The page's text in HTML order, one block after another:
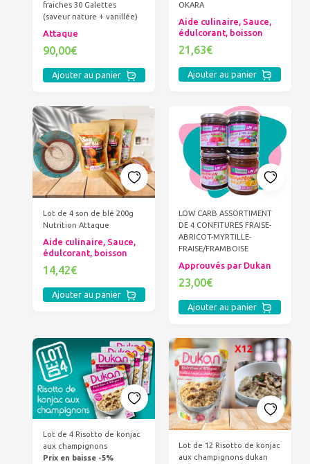
fraiches 30 Galettes
(saveur nature + vanillée)
Attaque
90,00€
Ajouter au panier
OKARA
Aide culinaire, Sauce,
édulcorant, boisson
21,63€
Ajouter au panier
Lot de 4 son de blé 200g
Nutrition Attaque
Aide culinaire, Sauce,
édulcorant, boisson
14,42€
Ajouter au panier
LOW CARB ASSORTIMENT
DE 4 CONFITURES FRAISE-
ABRICOT-MYRTILLE-
FRAISE/FRAMBOISE
Approuvés par Dukan
23,00€
Ajouter au panier
Lot de 4 Risotto de konjac
aux champignons
Prix en baisse -5%
Lot de 12 Risotto de konjac
aux champignons dukan